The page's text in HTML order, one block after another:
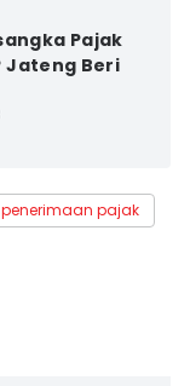
Pajak
Jateng Beri
penerimaan pajak